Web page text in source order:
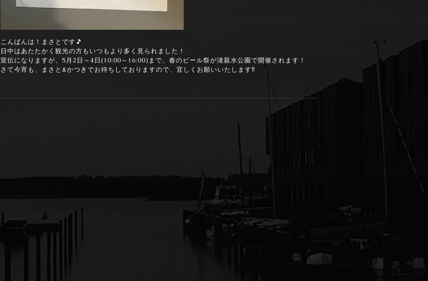
こんばんは！まさとです🎵
日中はあたたかく観光の方もいつもより多く見られました！
宣伝になりますが、5月2日～4日(10:00～16:00)まで、春のビール祭が渚親水公園で開催されます！
さて今宵も、まさと&かつきでお待ちしておりますので、宜しくお願いいたします‼️